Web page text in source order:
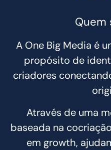
Quem
A One Big Media é
propósito de
criadores
Através de uma
baseada na
em growth,